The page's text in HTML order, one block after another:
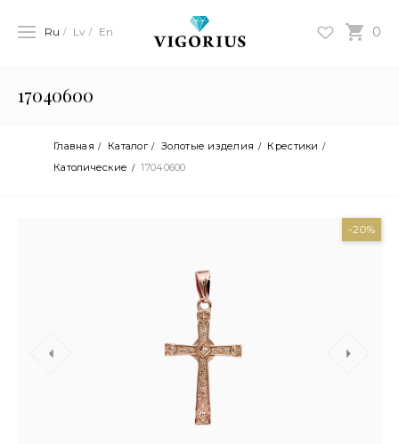
0
Ru Lv En
17040600
Главная Каталог Золотые изделия
Крестики
Католические
17040600
-20%